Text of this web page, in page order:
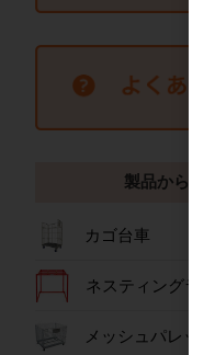
製品から探す
カゴ台車
ネスティングラッ
メッシュパレット